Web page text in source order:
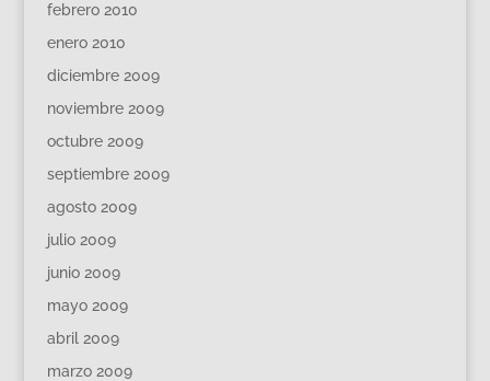
febrero 2010
enero 2010
diciembre 2009
noviembre 2009
octubre 2009
septiembre 2009
agosto 2009
julio 2009
junio 2009
mayo 2009
abril 2009
marzo 2009